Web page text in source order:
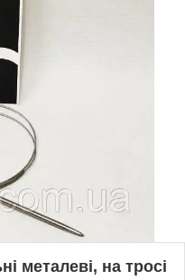
металеві, на тросі